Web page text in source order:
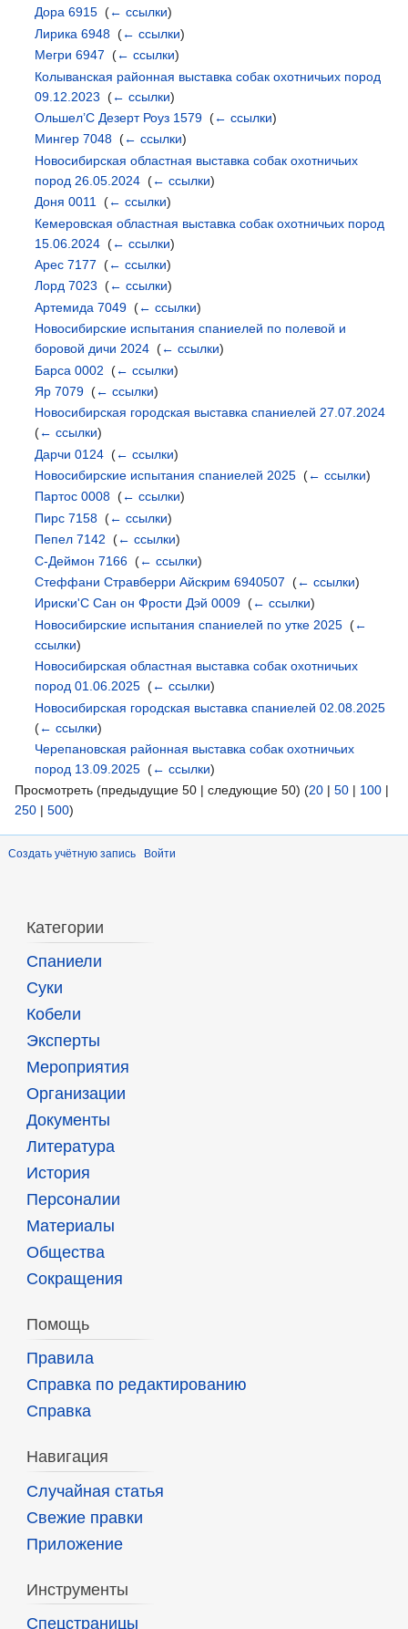
Дора 6915 ‎(← ссылки)
Лирика 6948 ‎(← ссылки)
Мегри 6947 ‎(← ссылки)
Колыванская районная выставка собак охотничьих пород
09.12.2023 ‎(← ссылки)
Ольшел’С Дезерт Роуз 1579 ‎(← ссылки)
Мингер 7048 ‎(← ссылки)
Новосибирская областная выставка собак охотничьих
пород 26.05.2024 ‎(← ссылки)
Доня 0011
‎(← ссылки)
Кемеровская областная выставка собак охотничьих пород
15.06.2024 ‎(← ссылки)
Арес 7177 ‎(← ссылки)
Лорд 7023 ‎(← ссылки)
Артемида 7049 ‎(← ссылки)
Новосибирские испытания спаниелей по полевой и
боровой дичи 2024 ‎(← ссылки)
Барса 0002 ‎(← ссылки)
Яр 7079 ‎(← ссылки)
Новосибирская городская выставка спаниелей 27.07.2024
(← ссылки)
Дарчи 0124 ‎(← ссылки)
Новосибирские испытания спаниелей 2025 ‎(← ссылки)
Партос 0008 ‎(← ссылки)
Пирс 7158 ‎(← ссылки)
Пепел 7142 ‎(← ссылки)
С-Деймон 7166 ‎(← ссылки)
Стеффани Стравберри Айскрим 6940507 ‎(← ссылки)
Ириски'С Сан он Фрости Дэй 0009 ‎(← ссылки)
Новосибирские испытания спаниелей по утке 2025 ‎(←
ссылки)
Новосибирская областная выставка собак охотничьих
пород 01.06.2025 ‎(← ссылки)
Новосибирская городская выставка спаниелей 02.08.2025
(← ссылки)
Черепановская районная выставка собак охотничьих
пород 13.09.2025 ‎(← ссылки)
Просмотреть (предыдущие 50 | следующие 50) (20 | 50 | 100 |
250 | 500)
Создать учётную запись Войти
Категории
Спаниели
Суки
Кобели
Эксперты
Мероприятия
Организации
Документы
Литература
История
Персоналии
Материалы
Общества
Сокращения
Помощь
Правила
Справка по редактированию
Справка
Навигация
Случайная статья
Свежие правки
Приложение
Инструменты
Спецстраницы